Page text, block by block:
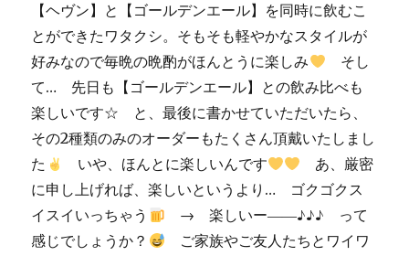
【ヘヴン】と【ゴールデンエール】を同時に飲むこ
とができたワタクシ。そもそも軽やかなスタイルが
好みなので毎晩の晩酌がほんとうに楽しみ
そし
て… 先日も【ゴールデンエール】との飲み比べも
楽しいです☆ と、最後に書かせていただいたら、
その2種類のみのオーダーもたくさん頂戴いたしまし
た
いや、ほんとに楽しいんです
あ、厳密
に申し上げれば、楽しいというより… ゴクゴクス
イスイいっちゃう
→ 楽しいー――♪♪♪ って
感じでしょうか？
ご家族やご友人たちとワイワ